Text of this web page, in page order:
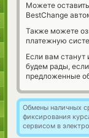
Можете
BestChange
Также можете
платежную
Если вам
будем рады,
предложенные
Обмены наличных
фиксирования
сервисом в